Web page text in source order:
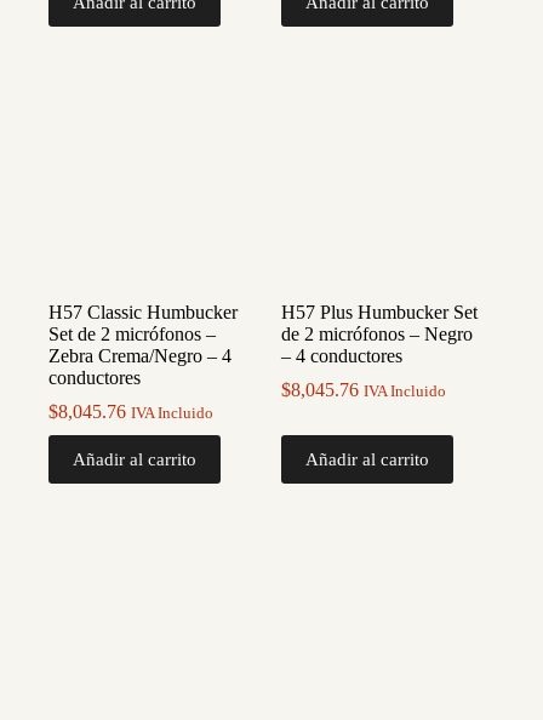
H57 Classic Humbucker
Set de 2 micrófonos –
Zebra Crema/Negro – 4
conductores
$8,045.76 IVA Incluido
Añadir al carrito
H57 Plus Humbucker Set
de 2 micrófonos – Negro
– 4 conductores
$8,045.76 IVA Incluido
Añadir al carrito